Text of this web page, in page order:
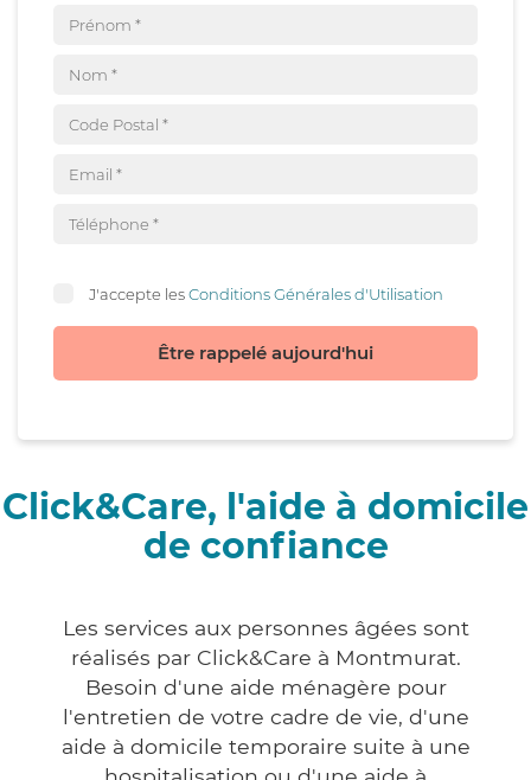
J'accepte lesConditions Générales d'Utilisation
Être rappelé aujourd'hui
Click&Care, l'aide à domicile
de confiance
Les services aux personnes âgées sont
réalisés par Click&Care à Montmurat.
Besoin d'une aide ménagère pour
l'entretien de votre cadre de vie, d'une
aide à domicile temporaire suite à une